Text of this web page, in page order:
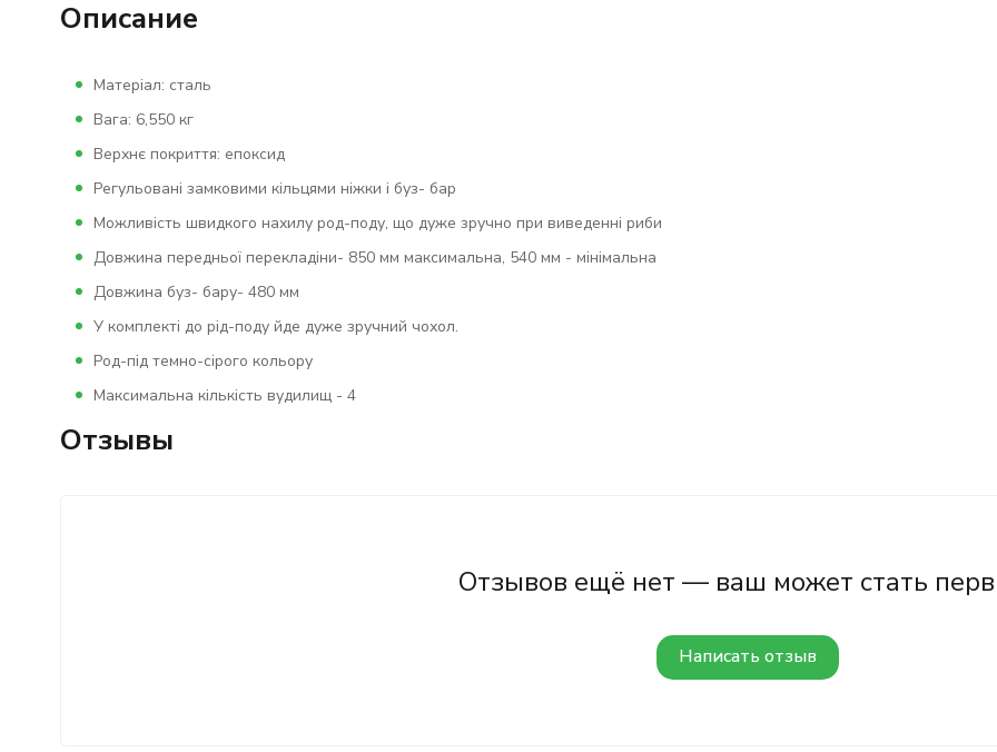
Описание
Матеріал: сталь
Вага: 6,550 кг
Верхнє покриття: епоксид
Регульовані замковими кільцями ніжки і буз- бар
Можливість швидкого нахилу род-поду, що дуже зручно при виведенні риби
Довжина передньої перекладіни- 850 мм максимальна, 540 мм - мінімальна
Довжина буз- бару- 480 мм
У комплекті до рід-поду йде дуже зручний чохол.
Род-під темно-сірого кольору
Максимальна кількість вудилищ - 4
Отзывы
Отзывов ещё нет — ваш может стать
Написать отзыв